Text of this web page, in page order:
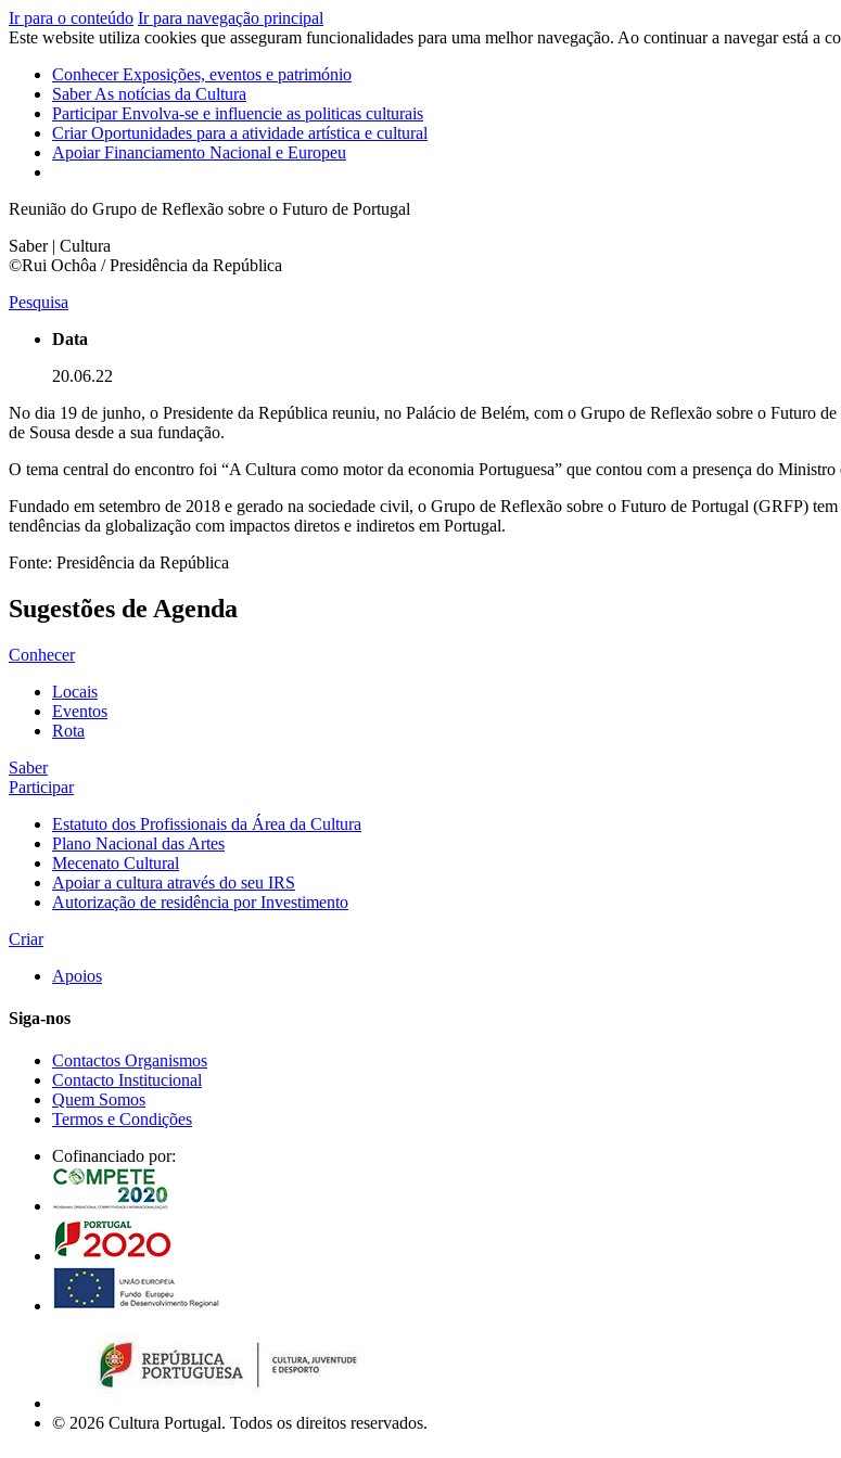
Ir para o conteúdo Ir para navegação principal
Este website utiliza cookies que asseguram funcionalidades para uma melhor navegação. Ao continuar a navegar está a
ConhecerExposições, eventos e património
SaberAs notícias da Cultura
ParticiparEnvolva-se e influencie as politicas culturais
CriarOportunidades para a atividade artística e cultural
ApoiarFinanciamento Nacional e Europeu
Reunião do Grupo de Reflexão sobre o Futuro de Portugal
Saber | Cultura
©Rui Ochôa / Presidência da República
Pesquisa
Data
20.06.22
No dia 19 de junho, o Presidente da República reuniu, no Palácio de Belém, com o Grupo de Reflexão sobre o Futuro
de Sousa desde a sua fundação.
O tema central do encontro foi “A Cultura como motor da economia Portuguesa” que contou com a presença do
Fundado em setembro de 2018 e gerado na sociedade civil, o Grupo de Reflexão sobre o Futuro de Portugal (GRFP)
tendências da globalização com impactos diretos e indiretos em Portugal.
Fonte: Presidência da República
Sugestões de Agenda
Conhecer
Locais
Eventos
Rota
Saber
Participar
Estatuto dos Profissionais da Área da Cultura
Plano Nacional das Artes
Mecenato Cultural
Apoiar a cultura através do seu IRS
Autorização de residência por Investimento
Criar
Apoios
Siga-nos
Contactos Organismos
Contacto Institucional
Quem Somos
Termos e Condições
Cofinanciado por:
© 2026 Cultura Portugal. Todos os direitos reservados.